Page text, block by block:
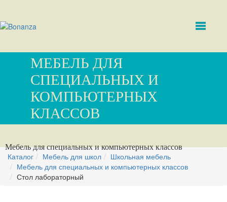
МЕБЕЛЬ ДЛЯ
СПЕЦИАЛЬНЫХ И
КОМПЬЮТЕРНЫХ
КЛАССОВ
Мебель для специальных и компьютерных классов
Каталог Мебель для школ
Школьная мебель
Мебель для специальных и компьютерных классов
Стол лабораторный